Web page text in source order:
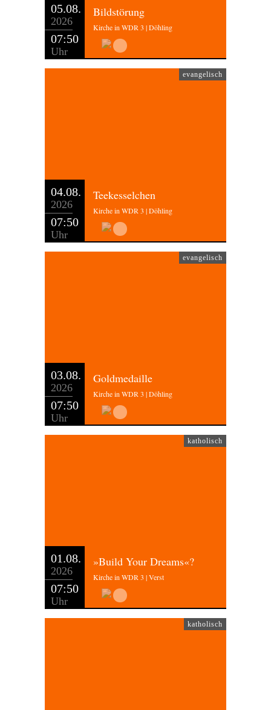
05.08.
2026
07:50
Uhr
Bildstörung
Kirche in WDR 3 | Döhling
evangelisch
04.08.
2026
07:50
Uhr
Teekesselchen
Kirche in WDR 3 | Döhling
evangelisch
03.08.
2026
07:50
Uhr
Goldmedaille
Kirche in WDR 3 | Döhling
katholisch
01.08.
2026
07:50
Uhr
»Build Your Dreams«?
Kirche in WDR 3 | Verst
katholisch